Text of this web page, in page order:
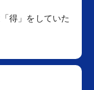
得」をしていた